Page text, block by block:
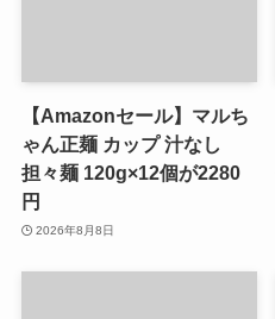
【Amazonセール】マルち
ゃん正麺 カップ 汁なし
担々麺 120g×12個が2280
円
2026年8月8日